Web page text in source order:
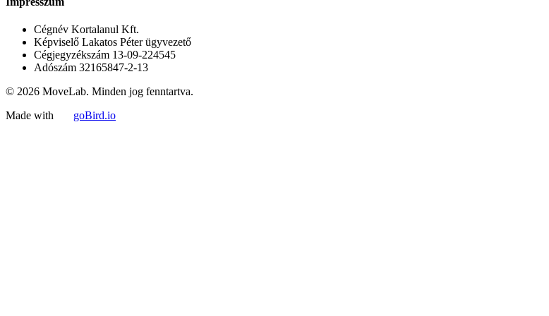
Cégnév Kortalanul Kft.
Képviselő Lakatos Péter ügyvezető
Cégjegyzékszám 13-09-224545
Adószám 32165847-2-13
© 2026 MoveLab. Minden jog fenntartva.
Made with
goBird.io